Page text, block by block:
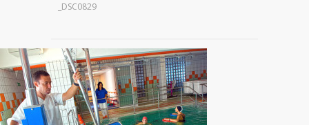
_DSC0829